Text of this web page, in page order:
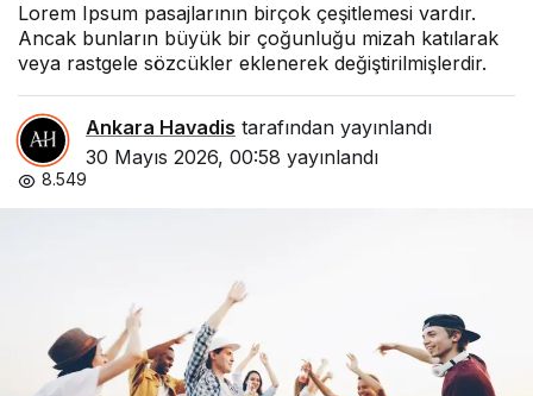
Lorem Ipsum pasajlarının birçok çeşitlemesi vardır.
Ancak bunların büyük bir çoğunluğu mizah katılarak
veya rastgele sözcükler eklenerek değiştirilmişlerdir.
Ankara Havadis tarafından yayınlandı
30 Mayıs 2026, 00:58 yayınlandı
8.549